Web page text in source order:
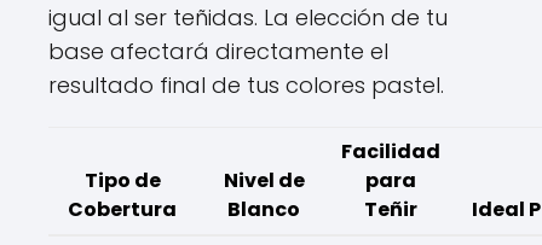
igual al ser teñidas. La elección de tu
base afectará directamente el
resultado final de tus colores pastel.
Tipo de
Cobertura
Nivel de
Blanco
Facilidad
para
Teñir
Ideal